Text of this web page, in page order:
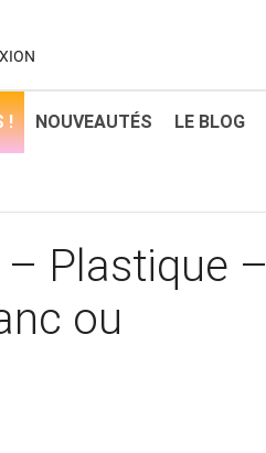
! NOUVEAUTÉS LE BLOG
Plastique –
ou